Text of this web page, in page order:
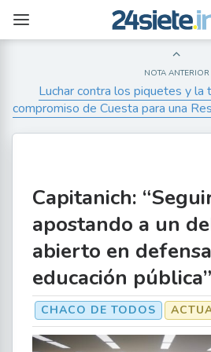
NOTA ANTERIOR
Luchar contra los piquetes y la
compromiso de Cuesta para una
Capitanich:
apostando a un
abierto en
educación pública”
CHACO DE TODOS